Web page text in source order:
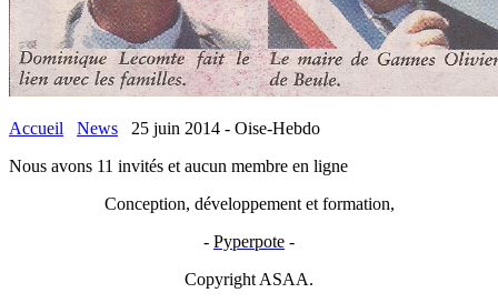
Accueil News
25 juin 2014 - Oise-Hebdo
Nous avons 11 invités et aucun membre en ligne
Conception, développement et formation,
- Pyperpote -
Copyright ASAA.